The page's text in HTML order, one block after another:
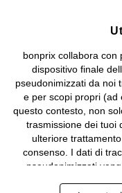
bonprix collabora con
dispositivo finale
pseudonimizzati da noi
e per scopi propri (ad
questo contesto, non
trasmissione dei tuoi
ulteriore
consenso. I dati di
pseudonimizzati